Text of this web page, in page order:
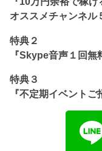
オススメチャンネル
特典２
『Skype音声１回無
特典３
『不定期イベントご